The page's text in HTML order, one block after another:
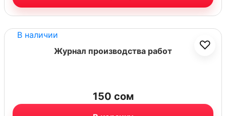
В наличии
♡
Журнал производства работ
150 сом